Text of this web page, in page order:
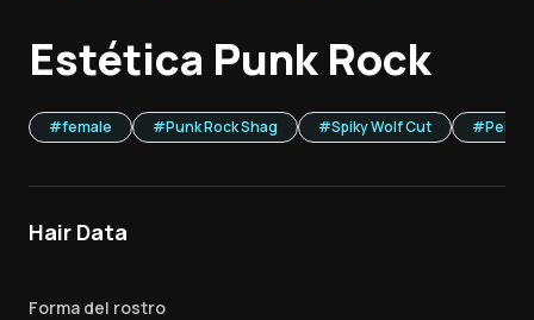
Estética Punk Rock
#female #Punk Rock Shag #Spiky Wolf Cut #
Hair Data
Forma del rostro